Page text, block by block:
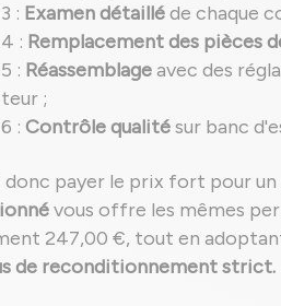
: Examen détailléde chaque
: Remplacement des pièces
: Réassemblageavec des
;
: Contrôle qualitésur banc
donc payer le prix fort pour
vous offre les mêmes
247,00 €, tout en
de reconditionnement strict.